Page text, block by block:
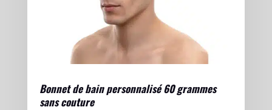
Bonnet de bain personnalisé 60 grammes
sans couture